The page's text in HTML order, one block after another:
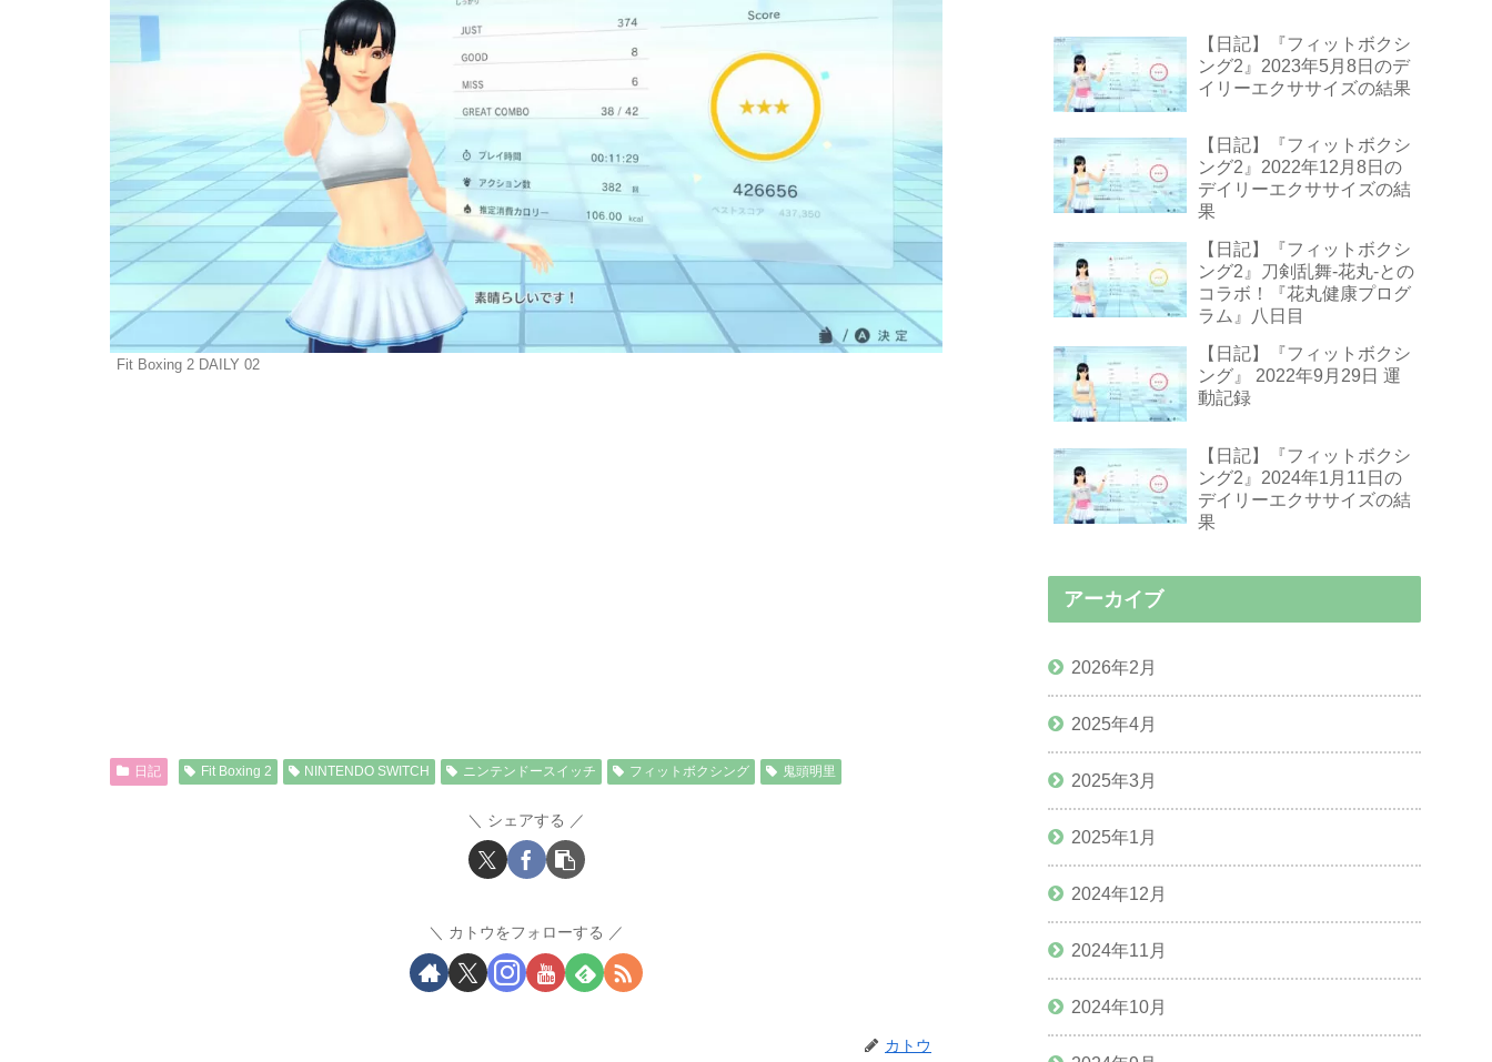
Fit Boxing 2 DAILY 02
日記 Fit Boxing 2 NINTENDO SWITCH ニンテンドースイッチ フィットボクシング 鬼頭明里
シェアする
カトウをフォローする
カトウ
【日記】『フィットボクシ
ング2』2023年5月8日のデ
イリーエクササイズの結果
【日記】『フィットボクシ
ング2』2022年12月8日の
デイリーエクササイズの結
果
【日記】『フィットボクシ
ング2』刀剣乱舞-花丸-との
コラボ！『花丸健康プログ
ラム』八日目
【日記】『フィットボクシ
ング』 2022年9月29日 運
動記録
【日記】『フィットボクシ
ング2』2024年1月11日の
デイリーエクササイズの結
果
アーカイブ
2026年2月
2025年4月
2025年3月
2025年1月
2024年12月
2024年11月
2024年10月